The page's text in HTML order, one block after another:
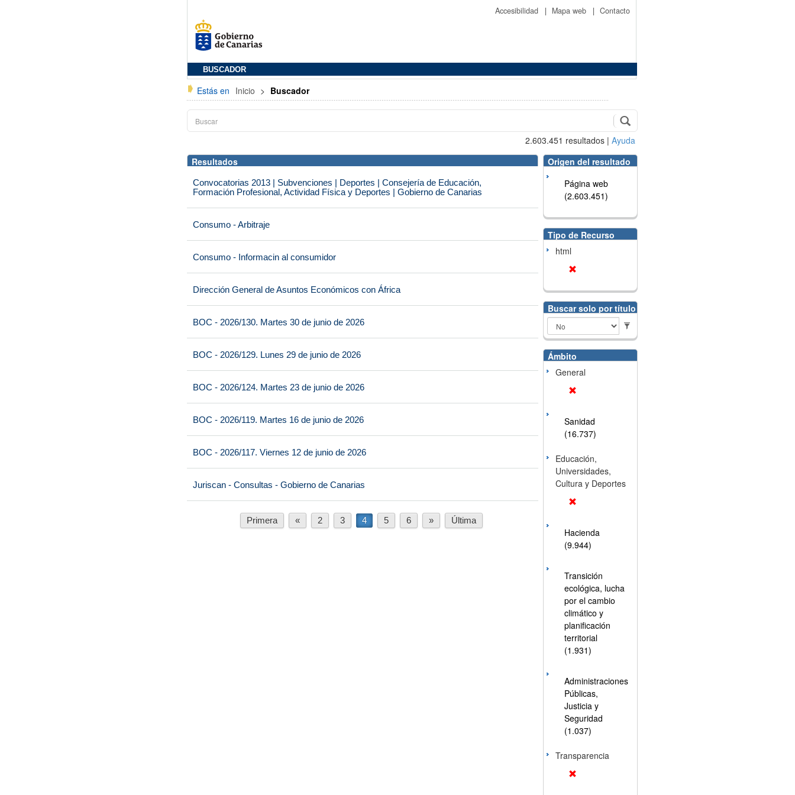
Accesibilidad | Mapa web | Contacto
BUSCADOR
Estás en Inicio > Buscador
2.603.451 resultados | Ayuda
Resultados
Convocatorias 2013 | Subvenciones | Deportes | Consejería de Educación,
Formación Profesional, Actividad Física y Deportes | Gobierno de Canarias
Consumo - Arbitraje
Consumo - Informacin al consumidor
Dirección General de Asuntos Económicos con África
BOC - 2026/130. Martes 30 de junio de 2026
BOC - 2026/129. Lunes 29 de junio de 2026
BOC - 2026/124. Martes 23 de junio de 2026
BOC - 2026/119. Martes 16 de junio de 2026
BOC - 2026/117. Viernes 12 de junio de 2026
Juriscan - Consultas - Gobierno de Canarias
Primera « 2 3 4 5 6 » Última
Origen del resultado
Página web
(2.603.451)
Tipo de Recurso
html
Buscar solo por título
Ámbito
General
Sanidad
(16.737)
Educación,
Universidades,
Cultura y Deportes
Hacienda
(9.944)
Transición
ecológica, lucha
por el cambio
climático y
planificación
territorial
(1.931)
Administraciones
Públicas,
Justicia y
Seguridad
(1.037)
Transparencia